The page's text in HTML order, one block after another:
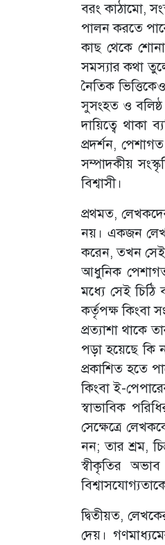
বরং কাঠামো,
পালন করতে
কাছ থেকে
সমস্যার কথা
নৈতিক
সুসংহত ও
দায়িত্বে থাকা
প্রদর্শন,
সম্পাদকীয়
বিশ্বাসী।
প্রথমত,
নয়। একজন
করেন, তখন সেই
আধুনিক পেশাগত
মধ্যে সেই চিঠি
কর্তৃপক্ষ কিংবা
প্রত্যাশা থাকে
পড়া হয়েছে কি
প্রকাশিত হতে
কিংবা ই-
স্বাভাবিক
সেক্ষেত্রে
নন; তার শ্রম,
স্বীকৃতির
দ্বিতীয়ত,
দেয়।